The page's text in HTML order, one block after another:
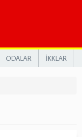
ODALAR İKKLAR